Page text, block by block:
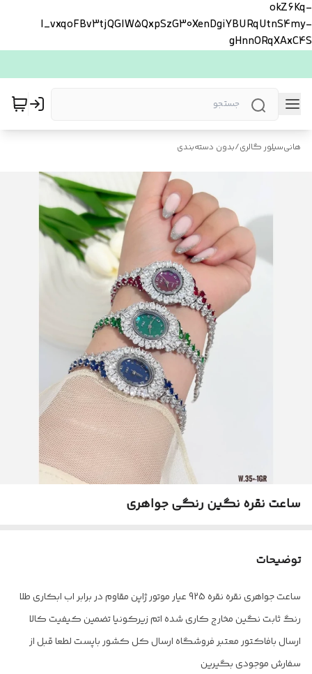
okZ6Kq-
l_vxqoFBv3tjQGlW5QxpSzG30XenDgiYBURqUtnS4my-
gHnnORqXAxC4S
هانی‌سیلور گالری/بدون دسته‌بندی
ساعت نقره نگین رنگی جواهری
توضیحات
ساعت جواهری نقره نقره 925 عیار موتور ژاپن مقاوم در برابر اب ابکاری طلا
رنگ ثابت نگین مخارج کاری شده اتم زیرکونیا تضمین کیفیت کالا
ارسال بافاکتور معتبر فروشگاه ارسال کل کشور باپست لطعا قبل از
سفارش موجودی بگیرین